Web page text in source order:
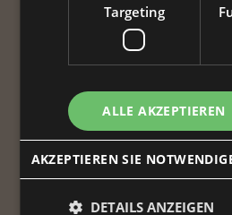
Vuoi essere aggiornato
sulle proposte più
hotel?
Iscriviti alla
Targeting
ALLE AKZEPTIEREN
AKZEPTIEREN SIE
DETAILS ANZEIGEN